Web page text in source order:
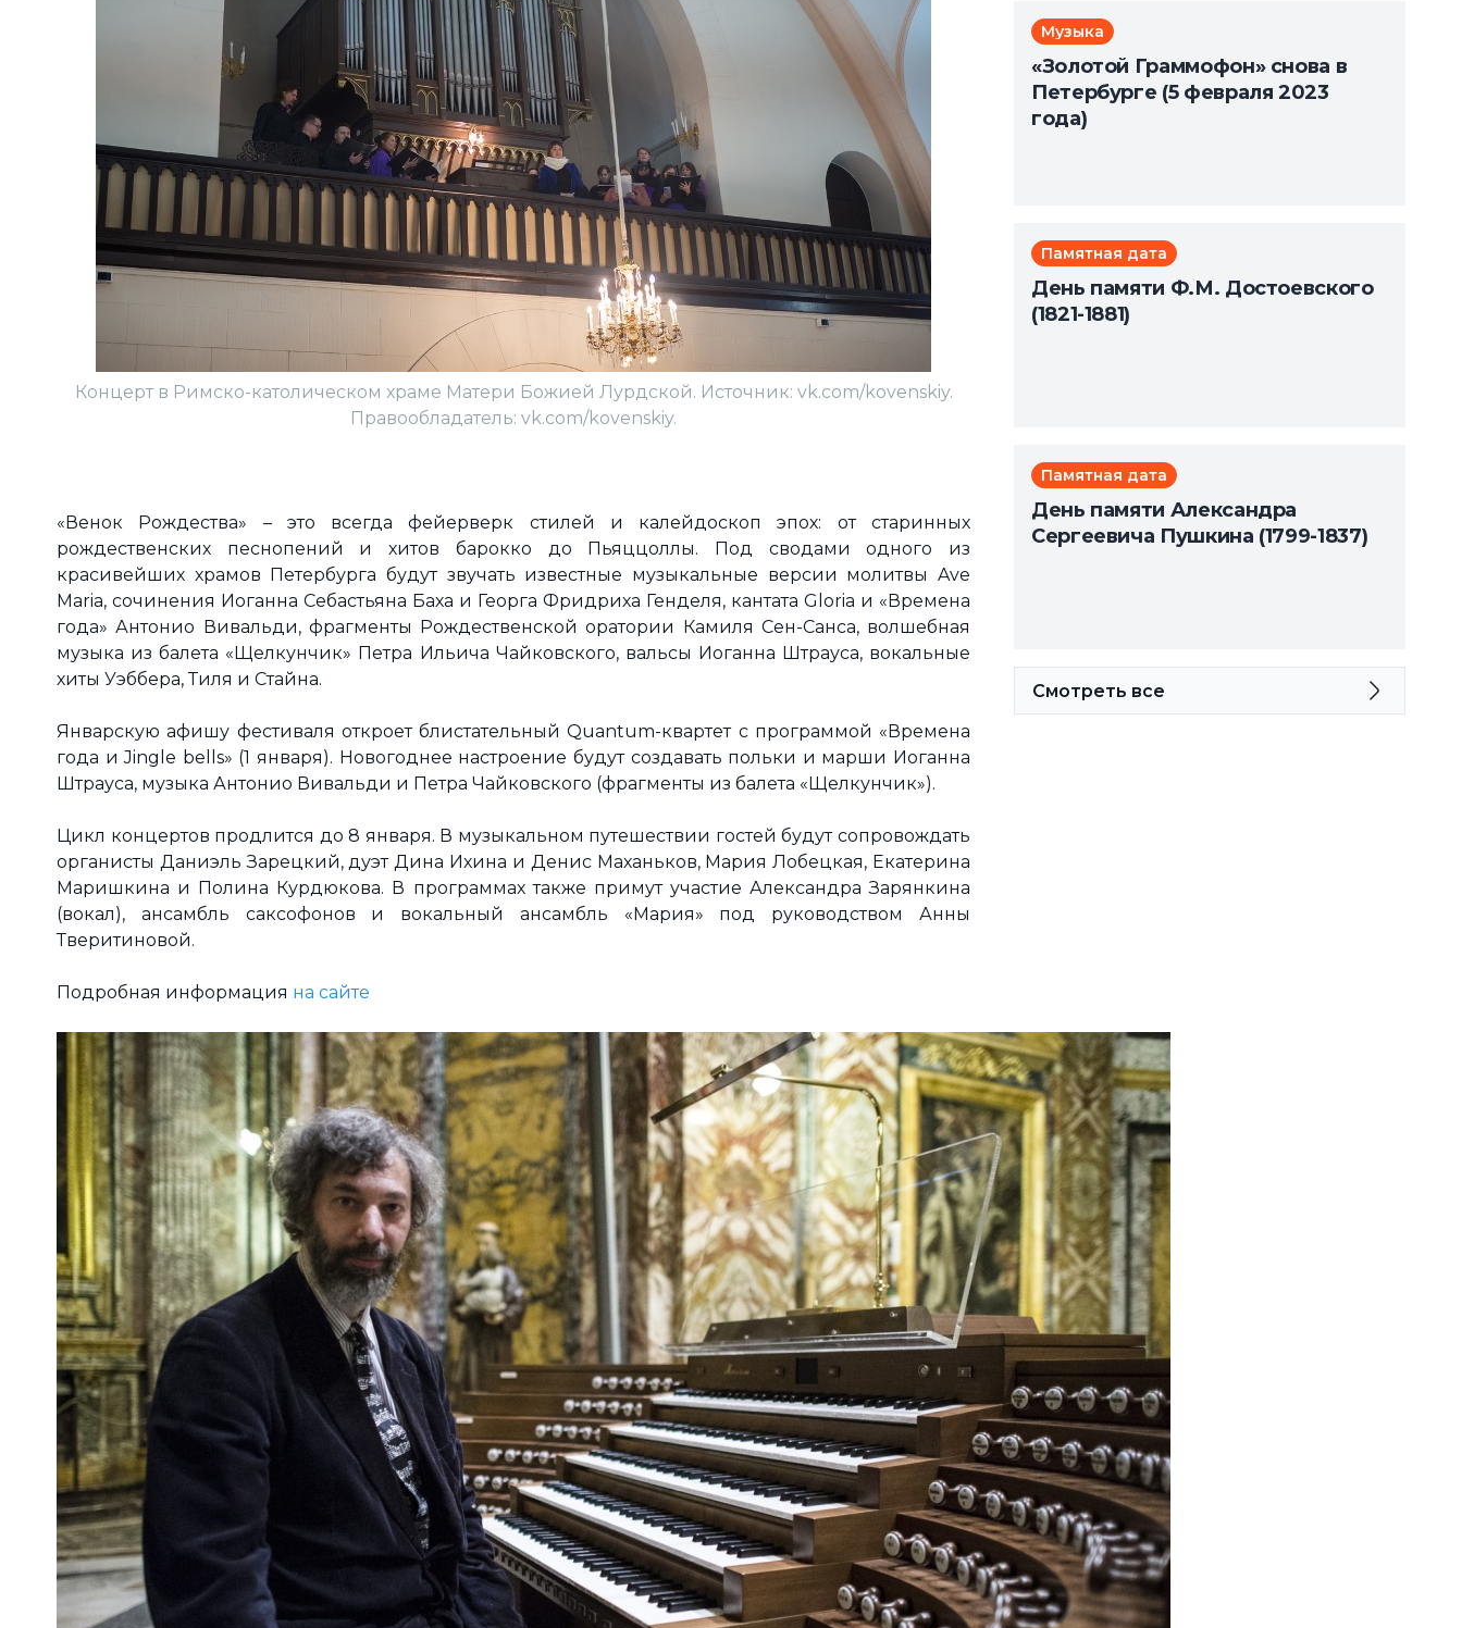
Концерт в Римско-католическом храме Матери Божией Лурдской. Источник: vk.com/kovenskiy.
Правообладатель: vk.com/kovenskiy.
«Венок Рождества» – это всегда фейерверк стилей и калейдоскоп эпох: от старинных
рождественских песнопений и хитов барокко до Пьяццоллы. Под сводами одного из
красивейших храмов Петербурга будут звучать известные музыкальные версии молитвы Ave
Maria, сочинения Иоганна Себастьяна Баха и Георга Фридриха Генделя, кантата Gloria и «Времена
года» Антонио Вивальди, фрагменты Рождественской оратории Камиля Сен-Санса, волшебная
музыка из балета «Щелкунчик» Петра Ильича Чайковского, вальсы Иоганна Штрауса, вокальные
хиты Уэббера, Тиля и Стайна.
Январскую афишу фестиваля откроет блистательный Quantum-квартет с программой «Времена
года и Jingle bells» (1 января). Новогоднее настроение будут создавать польки и марши Иоганна
Штрауса, музыка Антонио Вивальди и Петра Чайковского (фрагменты из балета «Щелкунчик»).
Цикл концертов продлится до 8 января. В музыкальном путешествии гостей будут сопровождать
органисты Даниэль Зарецкий, дуэт Дина Ихина и Денис Маханьков, Мария Лобецкая, Екатерина
Маришкина и Полина Курдюкова. В программах также примут участие Александра Зарянкина
(вокал), ансамбль саксофонов и вокальный ансамбль «Мария» под руководством Анны
Тверитиновой.
Подробная информация на сайте
Музыка
«Золотой Граммофон» снова в
Петербурге (5 февраля 2023
года)
Памятная дата
День памяти Ф.М. Достоевского
(1821-1881)
Памятная дата
День памяти Александра
Сергеевича Пушкина (1799-1837)
Смотреть все